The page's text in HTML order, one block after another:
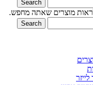
Search
מוצרים שאתה מחפש.
Search